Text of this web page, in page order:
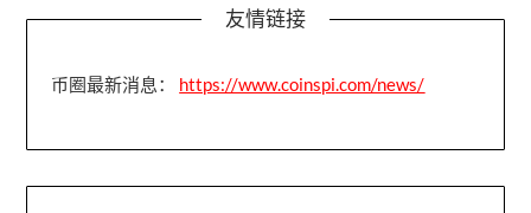
友情链接
币圈最新消息： https://www.coinspi.com/news/